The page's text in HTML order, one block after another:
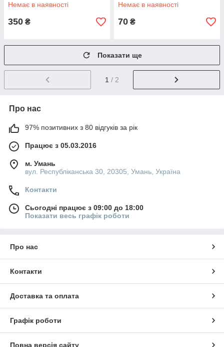
Немає в наявності
350 ₴
Немає в наявності
70 ₴
Показати ще
1 / 2
Про нас
97% позитивних з 80 відгуків за рік
Працює з 05.03.2016
м. Умань
вул. Республіканська 30, 20305, Умань, Україна
Контакти
Сьогодні працює з 09:00 до 18:00
Показати весь графік роботи
Про нас
Контакти
Доставка та оплата
Графік роботи
Повна версія сайту